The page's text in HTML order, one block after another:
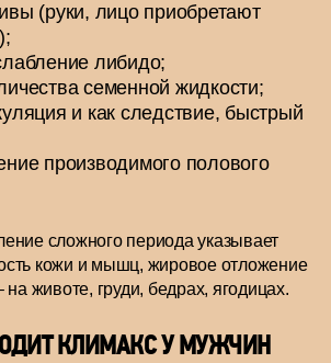
(руки, лицо приобретают
либидо;
семенной жидкости;
и как следствие, быстрый
производимого полового
сложного периода указывает
кожи и мышц, жировое отложение
на животе, груди, бедрах, ягодицах.
КЛИМАКС У МУЖЧИН